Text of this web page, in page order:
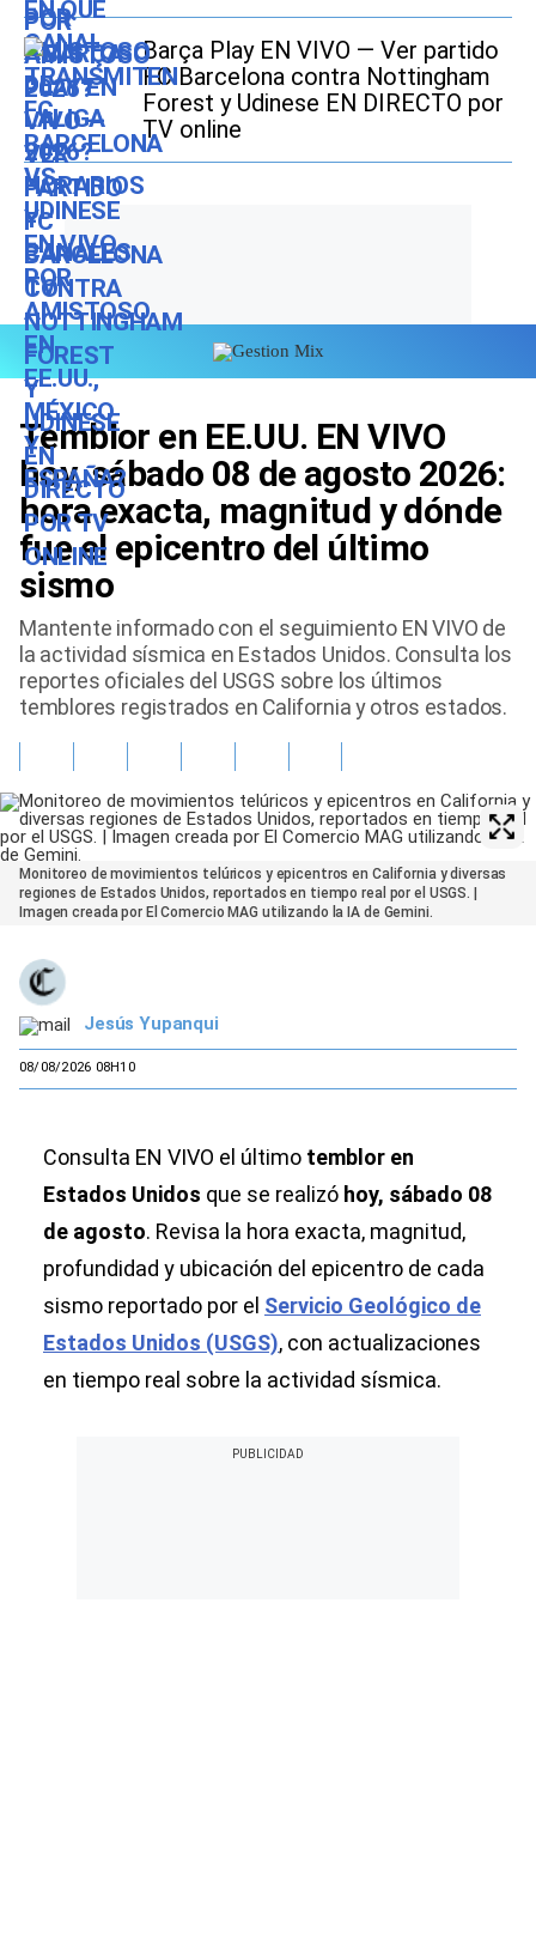
Barça Play EN VIVO — Ver partido
FC Barcelona contra Nottingham
Forest y Udinese EN DIRECTO por
TV online